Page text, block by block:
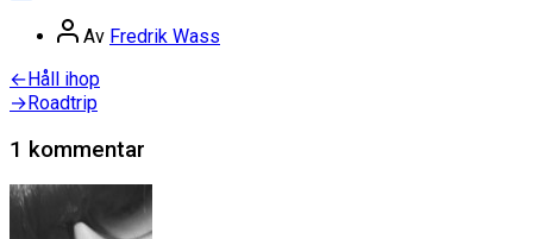
Inläggsförfattare
Av Fredrik Wass
Inläggsnavigering
←Föregående
inlägg:
Håll ihop
→Nästa
Roadtrip
1 kommentar